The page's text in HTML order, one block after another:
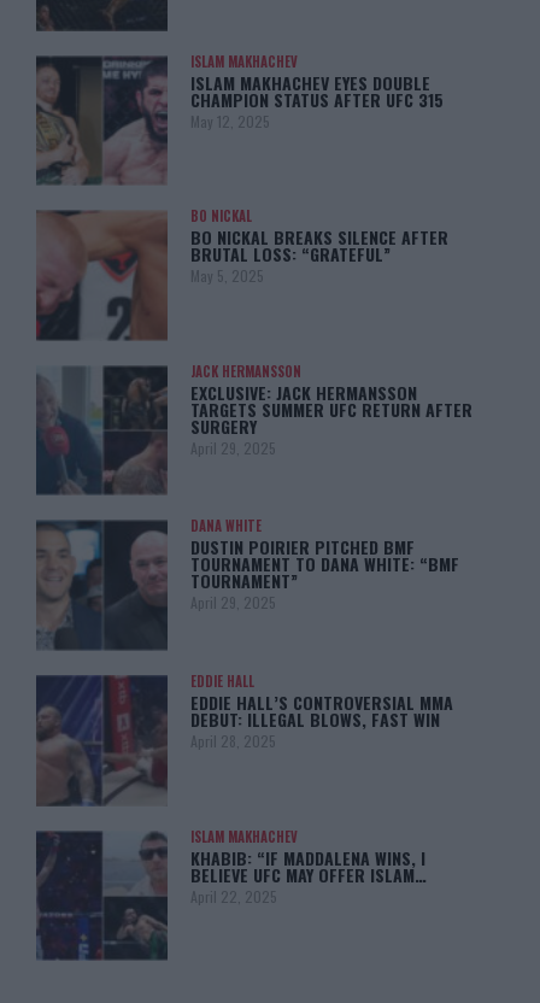
ISLAM MAKHACHEV
ISLAM MAKHACHEV EYES DOUBLE
CHAMPION STATUS AFTER UFC 315
May 12, 2025
BO NICKAL
BO NICKAL BREAKS SILENCE AFTER
BRUTAL LOSS: “GRATEFUL”
May 5, 2025
JACK HERMANSSON
EXCLUSIVE: JACK HERMANSSON
TARGETS SUMMER UFC RETURN AFTER
SURGERY
April 29, 2025
DANA WHITE
DUSTIN POIRIER PITCHED BMF
TOURNAMENT TO DANA WHITE: “BMF
TOURNAMENT”
April 29, 2025
EDDIE HALL
EDDIE HALL’S CONTROVERSIAL MMA
DEBUT: ILLEGAL BLOWS, FAST WIN
April 28, 2025
ISLAM MAKHACHEV
KHABIB: “IF MADDALENA WINS, I
BELIEVE UFC MAY OFFER ISLAM…
April 22, 2025